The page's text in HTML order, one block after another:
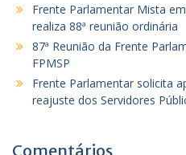
Frente Parlamentar Mista
realiza 88ª reunião ordinária
87ª Reunião da Frente
FPMSP
Frente Parlamentar solicita
reajuste dos Servidores
Comentários